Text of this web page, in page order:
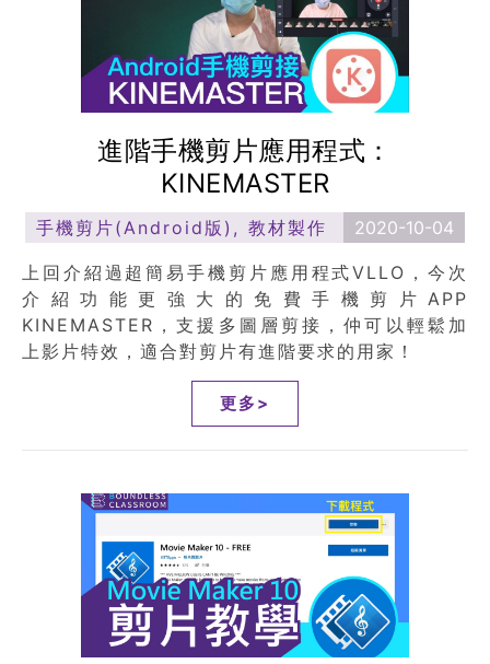
進階手機剪片應用程式：
KINEMASTER
手機剪片(Android版) , 教材製作 2020-10-04
上回介紹過超簡易手機剪片應用程式VLLO，今次
介紹功能更強大的免費手機剪片APP
KINEMASTER，支援多圖層剪接，仲可以輕鬆加
上影片特效，適合對剪片有進階要求的用家！
更多>